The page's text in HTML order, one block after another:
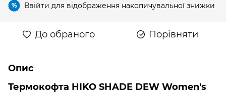
% Ввійти для відображення накопичувальної знижки
До обраного Порівняти
Опис
Термокофта HIKO SHADE DEW Women's